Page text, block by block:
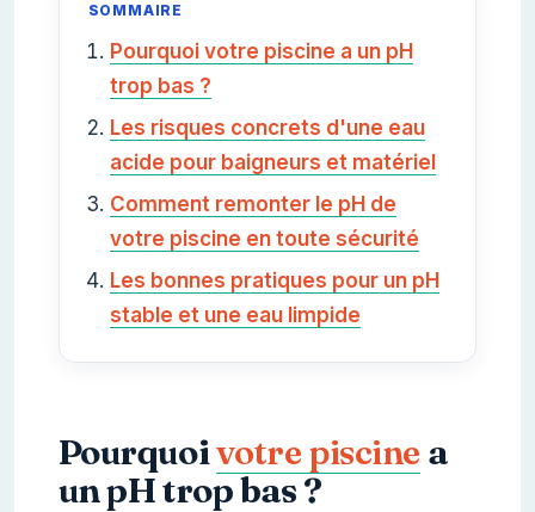
SOMMAIRE
Pourquoi votre piscine a un pH
trop bas ?
Les risques concrets d'une eau
acide pour baigneurs et matériel
Comment remonter le pH de
votre piscine en toute sécurité
Les bonnes pratiques pour un pH
stable et une eau limpide
Pourquoivotre piscine a
un pH trop bas ?